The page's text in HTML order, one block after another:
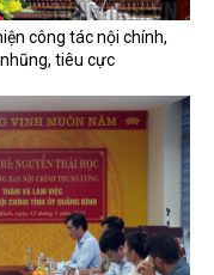
công tác nội chính,
tiêu cực